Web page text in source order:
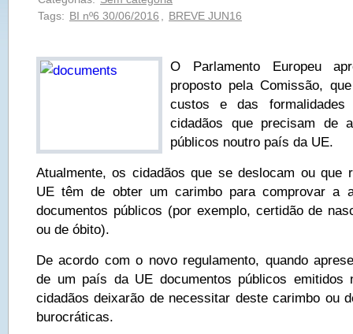
Tags: BI nº6 30/06/2016 BREVE JUN16
O Parlamento Europeu
proposto pela Comissão,
custos e das
cidadãos que precisam de
públicos noutro país da UE.
Atualmente, os cidadãos que se deslocam ou que
UE têm de obter um carimbo para comprovar a
documentos públicos (por exemplo, certidão de
ou de óbito).
De acordo com o novo regulamento, quando
de um país da UE documentos públicos emitidos
cidadãos deixarão de necessitar deste carimbo ou
burocráticas.